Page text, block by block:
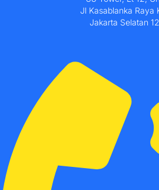
Jl Kasablanka Raya
Jakarta Selatan